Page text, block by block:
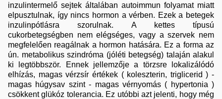
inzulintermelő sejtek általában autoimmun folyamat miatt
elpusztulnak, így nincs hormon a vérben. Ezek a betegek
inzulinpótlásra szorulnak. A kettes típusú
cukorbetegségben nem elégséges, vagy a szervek nem
megfelelően reagálnak a hormon hatására. Ez a forma az
ún. metabolikus szindróma (jóléti betegség) talaján alakul
ki legtöbbször. Ennek jellemzője a törzsre lokalizálódó
elhízás, magas vérzsír értékek ( koleszterin, triglicerid ) -
magas húgysav szint - magas vérnyomás ( hypertonia )
csökkent glükóz tolerancia. Ez utóbbi azt jelenti, hogy még